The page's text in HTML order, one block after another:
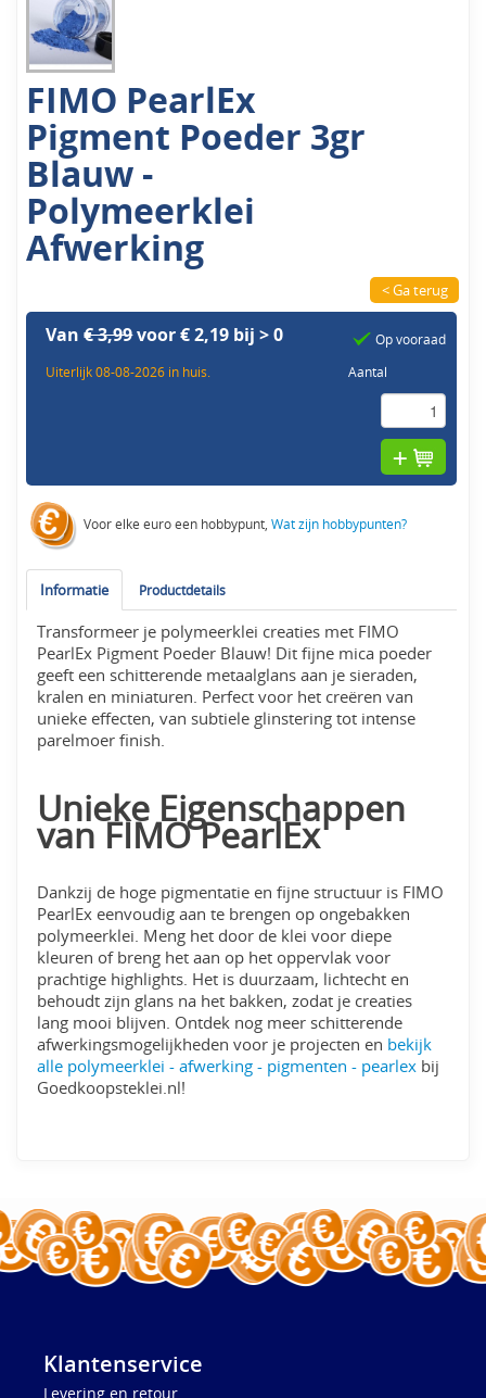
FIMO PearlEx
Pigment Poeder 3gr
Blauw -
Polymeerklei
Afwerking
< Ga terug
Van€ 3,99voor € 2,19 bij > 0
Uiterlijk 08-08-2026 in huis.
Op vooraad
Aantal
Voor elke euro een hobbypunt,Wat zijn hobbypunten?
Informatie Productdetails
Transformeer je polymeerklei creaties met FIMO
PearlEx Pigment Poeder Blauw! Dit fijne mica poeder
geeft een schitterende metaalglans aan je sieraden,
kralen en miniaturen. Perfect voor het creëren van
unieke effecten, van subtiele glinstering tot intense
parelmoer finish.
Unieke Eigenschappen
van FIMO PearlEx
Dankzij de hoge pigmentatie en fijne structuur is FIMO
PearlEx eenvoudig aan te brengen op ongebakken
polymeerklei. Meng het door de klei voor diepe
kleuren of breng het aan op het oppervlak voor
prachtige highlights. Het is duurzaam, lichtecht en
behoudt zijn glans na het bakken, zodat je creaties
lang mooi blijven. Ontdek nog meer schitterende
afwerkingsmogelijkheden voor je projecten en bekijk
alle polymeerklei - afwerking - pigmenten - pearlex bij
Goedkoopsteklei.nl!
Klantenservice
Levering en retour